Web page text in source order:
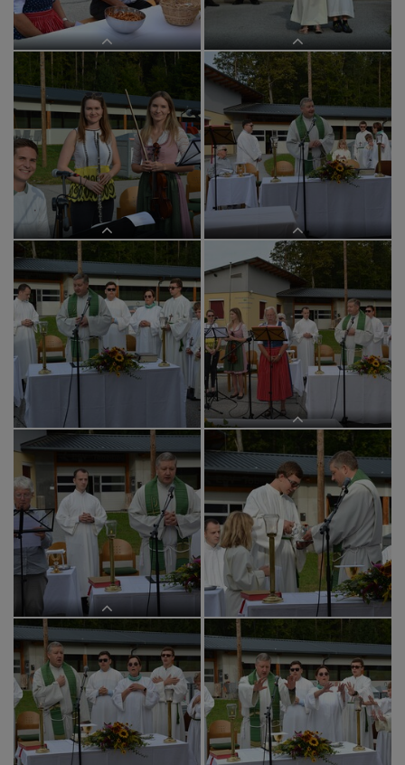
Empfang durch Margret Hofmann
und Siegfried Fassolter
Seminaristen aus Rumänien und die
Ministrantengeschwister
Danke für die musikalische
Begleitung an Peter Preitler-Höller
mit Viktoria Reinprecht und Jana
Preitler-Höller
Pfarrer Claudiu Budău zelebriert
"Bußakt", vorgetragen von Margret
Hofmann